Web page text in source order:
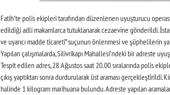
Fatih’te polis ekipleri tarafından düzenlenen uyuşturucu
edildiği adli makamlarca tutuklanarak cezaevine gönderildi.
ve uyarıcı madde ticareti” suçunun önlenmesi ve şüphelilerin
Yapılan çalışmalarda, Silivrikapı Mahallesi’ndeki bir adreste
Tespit edilen adres, 28 Ağustos saat 20.00 sıralarında polis
çıkış yaptıktan sonra durdurularak üst araması gerçekleştirildi.
halinde 1 kilogram marihuana bulundu. Adreste yapılan